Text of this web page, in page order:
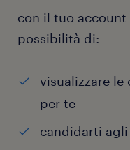
con il tuo
possibilità di:
visualizzare
per te
candidarti